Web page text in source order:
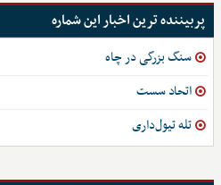
پربیننده ترین اخبار این شماره
سنگ بزرگی در چاه
اتحاد سست
تله تیول‌داری